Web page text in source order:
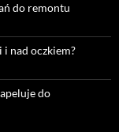
do remontu
nad oczkiem?
do